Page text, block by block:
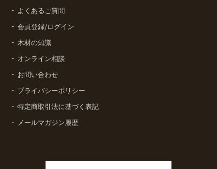
よくあるご質問
会員登録/ログイン
木材の知識
オンライン相談
お問い合わせ
プライバシーポリシー
特定商取引法に基づく表記
メールマガジン履歴